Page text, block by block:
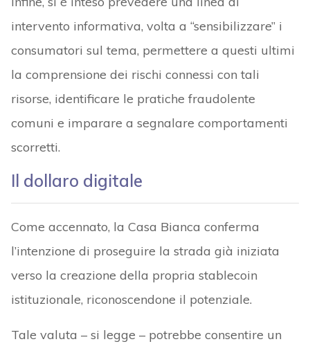
intervento informativa, volta a “sensibilizzare” i
consumatori sul tema, permettere a questi ultimi
la comprensione dei rischi connessi con tali
risorse, identificare le pratiche fraudolente
comuni e imparare a segnalare comportamenti
scorretti.
Il dollaro digitale
Come accennato, la Casa Bianca conferma
l’intenzione di proseguire la strada già iniziata
verso la creazione della propria stablecoin
istituzionale, riconoscendone il potenziale.
Tale valuta – si legge – potrebbe consentire un